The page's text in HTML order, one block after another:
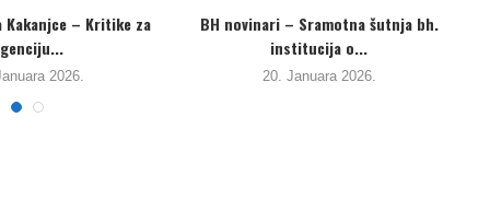
lista ortopedskih pomagala
TK: Djelimično uvaženi...
17. Januara 2026.
Radnici „Krivaje“ zahtijevaju
održavanje tematske sjednice GV
Zavidovići....